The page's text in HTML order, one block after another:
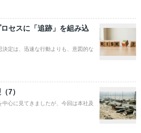
セスに「追跡」を組み込
定は、迅速な行動よりも、意図的な
7）
心に見てきましたが、今回は本社及